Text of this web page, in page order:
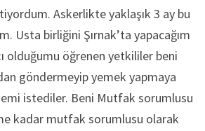
Askerlikte yaklaşık 3 ay bu
Usta birliğini Şırnak’ta yapacağım
olduğumu öğrenen yetkililer beni
göndermeyip yemek yapmaya
istediler. Beni Mutfak sorumlusu
kadar mutfak sorumlusu olarak